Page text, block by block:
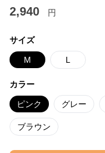
2,940 円
サイズ
M L
カラー
ピンク グレー
ブラウン